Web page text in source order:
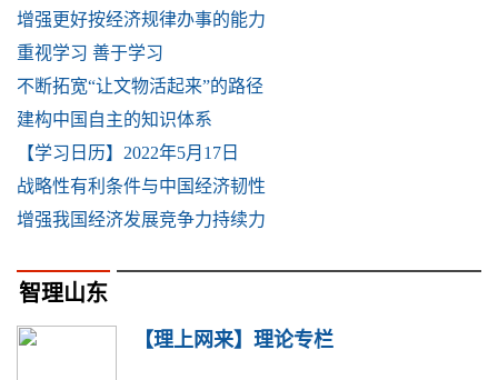
增强更好按经济规律办事的能力
重视学习 善于学习
不断拓宽“让文物活起来”的路径
建构中国自主的知识体系
【学习日历】2022年5月17日
战略性有利条件与中国经济韧性
增强我国经济发展竞争力持续力
智理山东
【理上网来】理论专栏